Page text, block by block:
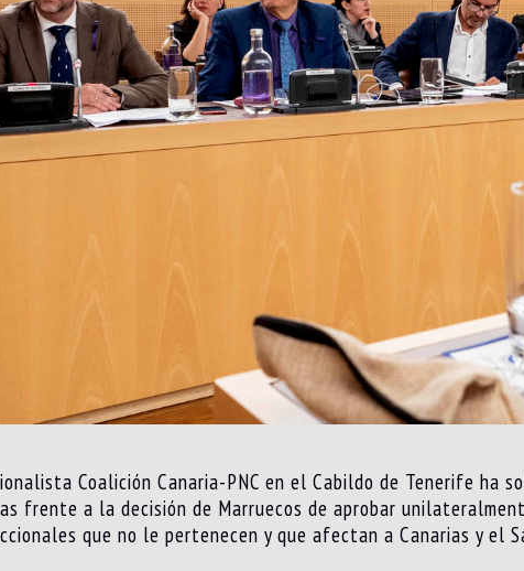
Coalición Canaria-PNC en el Cabildo de Tenerife
frente a la decisión de Marruecos de aprobar
que no le pertenecen y que afectan a Canarias y el